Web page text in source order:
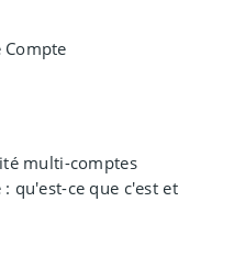
multi-comptes
qu'est-ce que c'est et